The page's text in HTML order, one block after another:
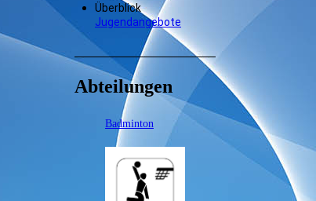
Überblick
Jugendangebote
Abteilungen
Badminton